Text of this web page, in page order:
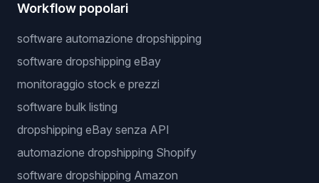
Workflow popolari
software automazione dropshipping
software dropshipping eBay
monitoraggio stock e prezzi
software bulk listing
dropshipping eBay senza API
automazione dropshipping Shopify
software dropshipping Amazon